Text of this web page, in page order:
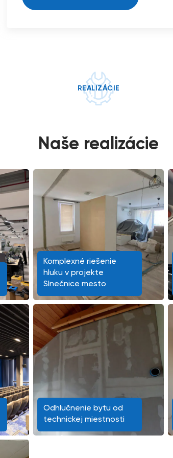
REALIZÁCIE
Naše realizácie
Komplexné riešenie
hluku v projekte
Slnečnice mesto
Odhlučnenie bytu od
technickej miestnosti